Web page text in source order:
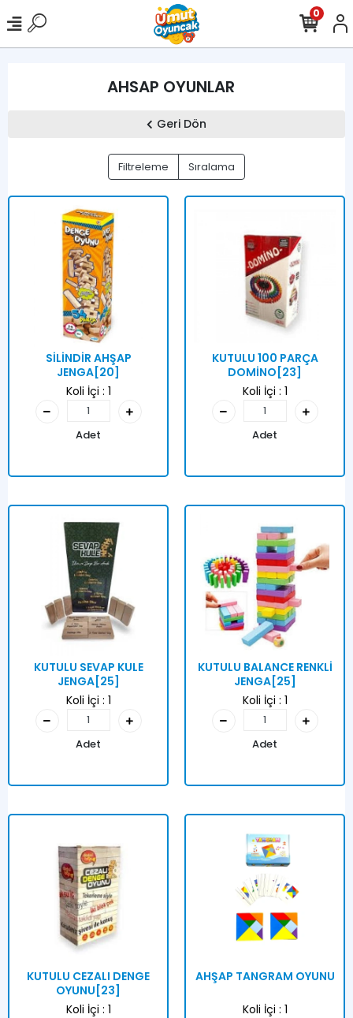
0
AHSAP OYUNLAR
Geri Dön
Filtreleme Sıralama
SİLİNDİR AHŞAP
JENGA[20]
Koli İçi : 1
Adet
KUTULU 100 PARÇA
DOMİNO[23]
Koli İçi : 1
Adet
KUTULU SEVAP KULE
JENGA[25]
Koli İçi : 1
Adet
KUTULU BALANCE RENKLİ
JENGA[25]
Koli İçi : 1
Adet
KUTULU CEZALI DENGE
OYUNU[23]
Koli İçi : 1
AHŞAP TANGRAM OYUNU
Koli İçi : 1